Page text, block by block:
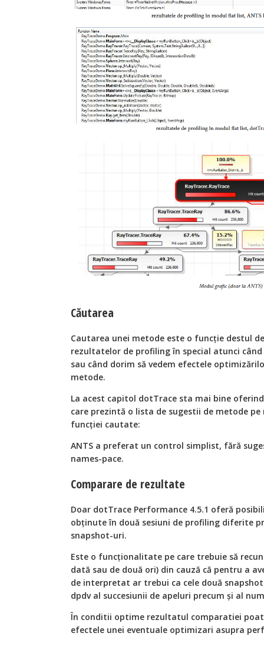
Căutarea
Cautarea unei metode este o funcţie destul
rezultatelor de profiling în special atunci
sau când dorim să vedem efectele
metode.
La acest capitol dotTrace sta mai bine
care prezintă o lista de sugestii de metode
funcţiei cautate:
ANTS a preferat un control simplist, fără
names-pace.
Comparare de rezultate
Doar dotTrace Performance 4.5.1 oferă
obținute în două sesiuni de profiling diferite
snapshot-uri.
Este o funcţionalitate pe care trebuie să
dată sau de două ori) din cauză că pentru a
de interpretat ar trebui ca cele două
dpdv al succesiunii de apeluri precum şi al
În conditii optime rezultatul comparatiei
efectele unei eventuale optimizari asupra